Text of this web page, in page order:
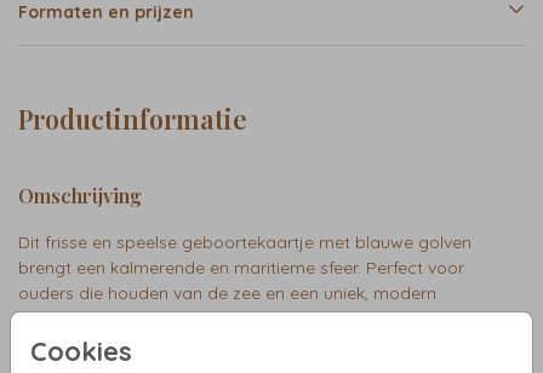
Cookies
Formaten en prijzen
Productinformatie
Omschrijving
Dit frisse en speelse geboortekaartje met blauwe golven
brengt een kalmerende en maritieme sfeer. Perfect voor
ouders die houden van de zee en een uniek, modern
ontwerp. Owen